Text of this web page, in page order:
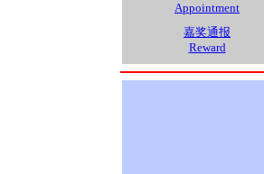
Appointment
嘉奖通报
Reward